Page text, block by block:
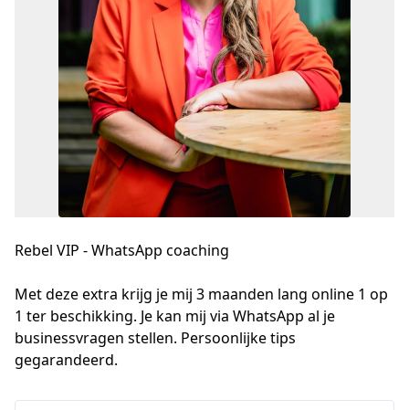
Rebel VIP - WhatsApp coaching
Met deze extra krijg je mij 3 maanden lang online 1 op
1 ter beschikking. Je kan mij via WhatsApp al je
businessvragen stellen. Persoonlijke tips
gegarandeerd.